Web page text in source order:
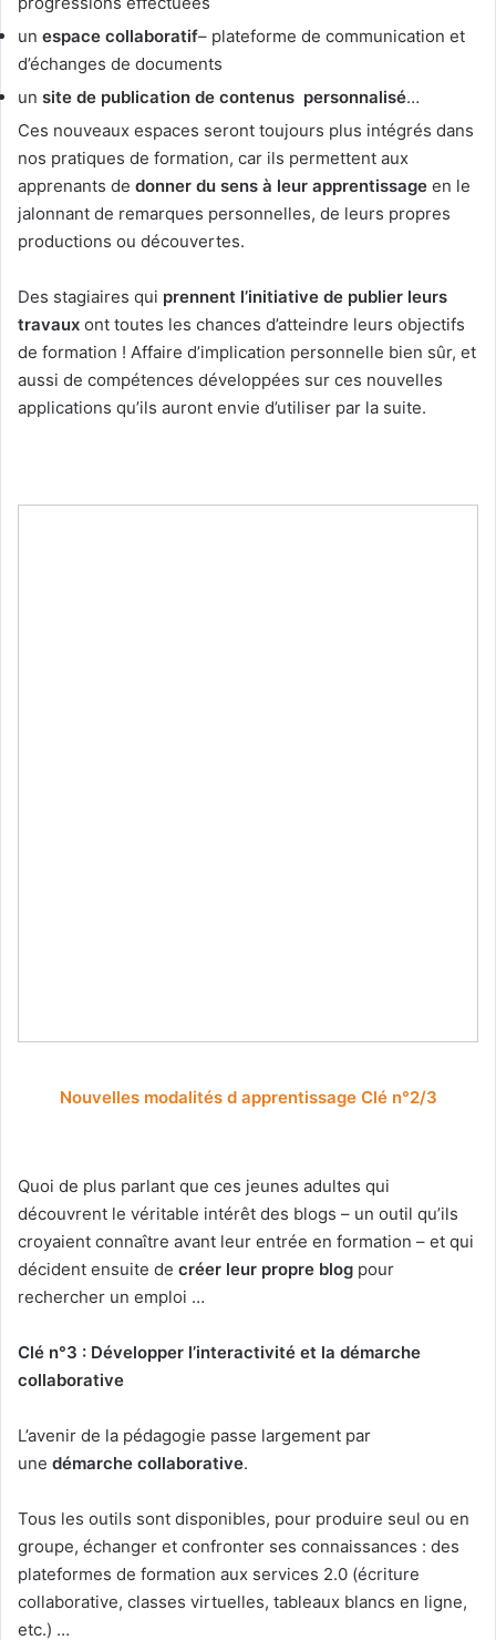
un espace collaboratif– plateforme de communication et
d’échanges de documents
un site de publication de contenus personnalisé…
Ces nouveaux espaces seront toujours plus intégrés dans
nos pratiques de formation, car ils permettent aux
apprenants de donner du sens à leur apprentissage en le
jalonnant de remarques personnelles, de leurs propres
productions ou découvertes.
Des stagiaires qui prennent l’initiative de publier leurs
travaux ont toutes les chances d’atteindre leurs objectifs
de formation ! Affaire d’implication personnelle bien sûr, et
aussi de compétences développées sur ces nouvelles
applications qu’ils auront envie d’utiliser par la suite.
Nouvelles modalités d apprentissage Clé n°2/3
Quoi de plus parlant que ces jeunes adultes qui
découvrent le véritable intérêt des blogs – un outil qu’ils
croyaient connaître avant leur entrée en formation – et qui
décident ensuite de créer leur propre blog pour
rechercher un emploi …
Clé n°3 : Développer l’interactivité et la démarche
collaborative
L’avenir de la pédagogie passe largement par
une démarche collaborative.
Tous les outils sont disponibles, pour produire seul ou en
groupe, échanger et confronter ses connaissances : des
plateformes de formation aux services 2.0 (écriture
collaborative, classes virtuelles, tableaux blancs en ligne,
etc.) …